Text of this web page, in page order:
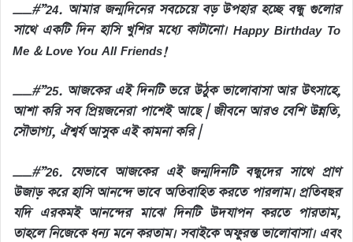
__#”24. আমার জন্মদিনের সবচেয়ে বড় উপহার হচ্ছে বন্ধু গুলোর
সাথে একটি দিন হাসি খুশির মধ্যে কাটানো। Happy Birthday To
Me & Love You All Friends!
__#”25. আজকের এই দিনটি ভরে উঠুক ভালোবাসা আর উৎসাহে,
আশা করি সব প্রিয়জনেরা পাশেই আছে | জীবনে আরও বেশি উন্নতি,
সৌভাগ্য, ঐশ্বর্য আসুক এই কামনা করি |
__#”26. যেভাবে আজকের এই জন্মদিনটি বন্ধুদের সাথে প্রাণ
উজাড় করে হাসি আনন্দে ভাবে অতিবাহিত করতে পারলাম। প্রতিবছর
যদি এরকমই আনন্দের মাঝে দিনটি উদযাপন করতে পারতাম,
তাহলে নিজেকে ধন্য মনে করতাম। সবাইকে অফুরন্ত ভালোবাসা। এবং